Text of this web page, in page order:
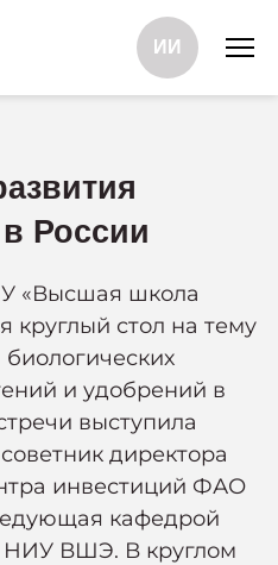
ИИ
России
«Высшая школа
круглый стол на тему
и удобрений в
выступила
директора
инвестиций ФАО
кафедрой
НИУ ВШЭ. В круглом